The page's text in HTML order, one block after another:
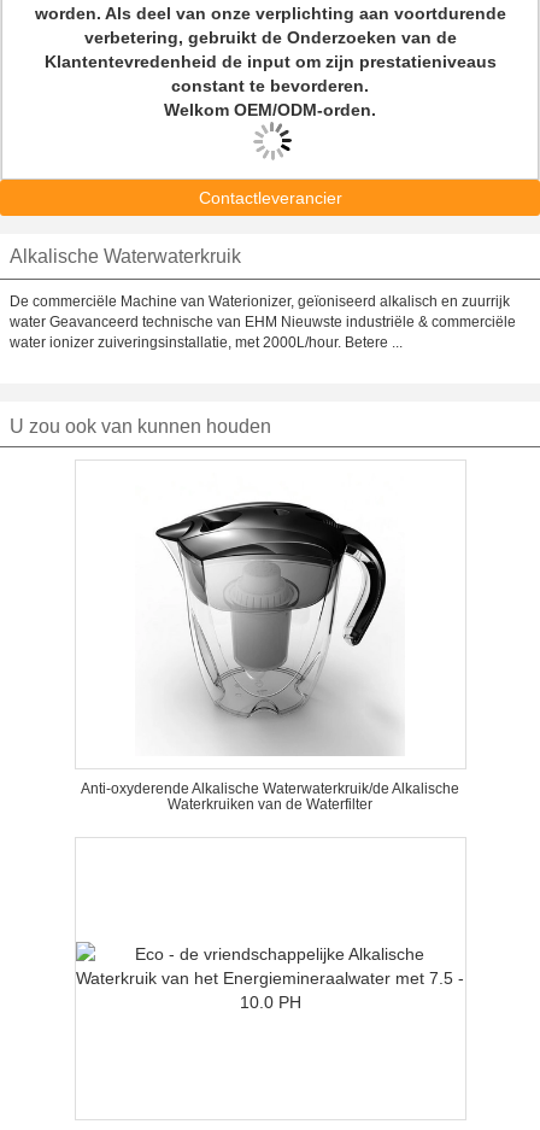
worden. Als deel van onze verplichting aan voortdurende
verbetering, gebruikt de Onderzoeken van de
Klantentevredenheid de input om zijn prestatieniveaus
constant te bevorderen.
Welkom OEM/ODM-orden.
Contactleverancier
Alkalische Waterwaterkruik
De commerciële Machine van Waterionizer, geïoniseerd alkalisch en zuurrijk
water Geavanceerd technische van EHM Nieuwste industriële & commerciële
water ionizer zuiveringsinstallatie, met 2000L/hour. Betere ...
U zou ook van kunnen houden
Anti-oxyderende Alkalische Waterwaterkruik/de Alkalische
Waterkruiken van de Waterfilter